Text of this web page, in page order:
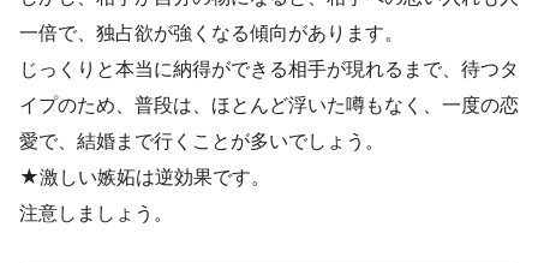
一倍で、独占欲が強くなる傾向があります。
じっくりと本当に納得ができる相手が現れるまで、待つタ
イプのため、普段は、ほとんど浮いた噂もなく、一度の恋
愛で、結婚まで行くことが多いでしょう。
★激しい嫉妬は逆効果です。
注意しましょう。